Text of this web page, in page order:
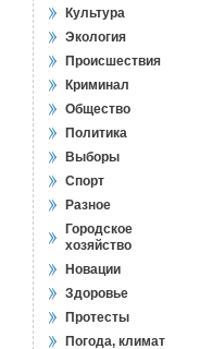
Культура
Экология
Происшествия
Криминал
Общество
Политика
Выборы
Спорт
Разное
Городское
хозяйство
Новации
Здоровье
Протесты
Погода, климат